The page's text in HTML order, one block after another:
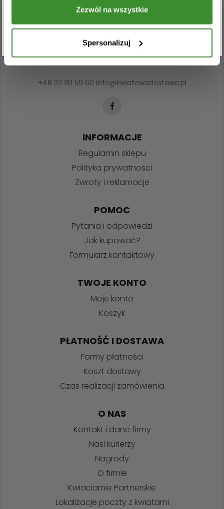
Zezwól na wszystkie
Spersonalizuj
+48 22 110 59 60 info@kwiatowadostawa.pl
INFORMACJE
Regulamin sklepu
Polityka prywatności
Zwroty i reklamacje
POMOC
Pytania i odpowiedzi
Jak kupować?
Formularz kontaktowy
TWOJE KONTO
Moje konto
Koszyk
PŁATNOŚĆ I DOSTAWA
Formy płatności
Koszt dostawy
Czas realizacji zamówienia
O NAS
Kontakt i dane firmy
Nasi kurierzy
Nagrody
O firmie
Kwiaciarnie Partnerskie
Lokalizacje poczty z kwiatami
ZAPISZ SIĘ